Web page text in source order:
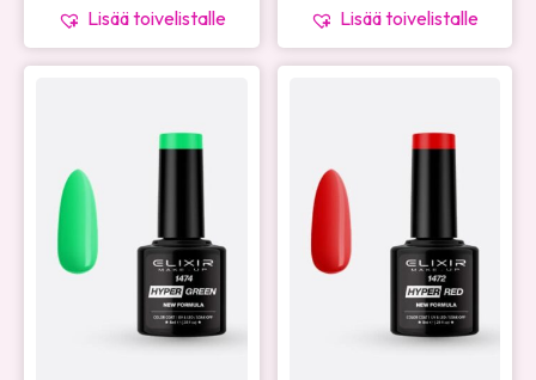
Lisää toivelistalle Lisää toivelistalle